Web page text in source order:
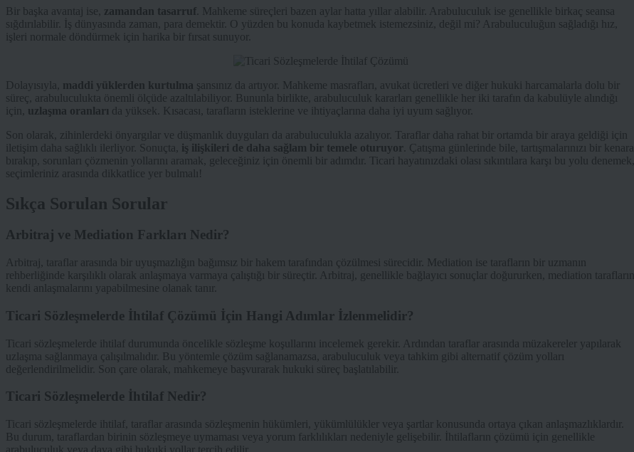
Bir başka avantaj ise, zamandan tasarruf . Mahkeme süreçleri bazen aylar hatta yıllar alabilir. Arabuluculuk ise genellikle birkaç seansa
sığdırılabilir. İş dünyasında zaman, para demektir. O yüzden bu konuda kaybetmek istemezsiniz, değil mi? Arabuluculuğun sağladığı hız,
işleri normale döndürmek için harika bir fırsat sunuyor.
Dolayısıyla, maddi yüklerden kurtulma şansınız da artıyor. Mahkeme masrafları, avukat ücretleri ve diğer hukuki harcamalarla dolu bir
süreç, arabuluculukta önemli ölçüde azaltılabiliyor. Bununla birlikte, arabuluculuk kararları genellikle her iki tarafın da kabulüyle alındığı
için, uzlaşma oranları da yüksek. Kısacası, tarafların isteklerine ve ihtiyaçlarına daha iyi uyum sağlıyor.
Son olarak, zihinlerdeki önyargılar ve düşmanlık duyguları da arabuluculukla azalıyor. Taraflar daha rahat bir ortamda bir araya geldiği için
iletişim daha sağlıklı ilerliyor. Sonuçta, iş ilişkileri de daha sağlam bir temele oturuyor
. Çatışma günlerinde bile, tartışmalarınızı bir kenara
bırakıp, sorunları çözmenin yollarını aramak, geleceğiniz için önemli bir adımdır. Ticari hayatınızdaki olası sıkıntılara karşı bu yolu denemek,
seçimleriniz arasında dikkatlice yer bulmalı!
Sıkça Sorulan Sorular
Arbitraj ve Mediation Farkları Nedir?
Arbitraj, taraflar arasında bir uyuşmazlığın bağımsız bir hakem tarafından çözülmesi sürecidir. Mediation ise tarafların bir uzmanın
rehberliğinde karşılıklı olarak anlaşmaya varmaya çalıştığı bir süreçtir. Arbitraj, genellikle bağlayıcı sonuçlar doğururken, mediation tarafların
kendi anlaşmalarını yapabilmesine olanak tanır.
Ticari Sözleşmelerde İhtilaf Çözümü İçin Hangi Adımlar İzlenmelidir?
Ticari sözleşmelerde ihtilaf durumunda öncelikle sözleşme koşullarını incelemek gerekir. Ardından taraflar arasında müzakereler yapılarak
uzlaşma sağlanmaya çalışılmalıdır. Bu yöntemle çözüm sağlanamazsa, arabuluculuk veya tahkim gibi alternatif çözüm yolları
değerlendirilmelidir. Son çare olarak, mahkemeye başvurarak hukuki süreç başlatılabilir.
Ticari Sözleşmelerde İhtilaf Nedir?
Ticari sözleşmelerde ihtilaf, taraflar arasında sözleşmenin hükümleri, yükümlülükler veya şartlar konusunda ortaya çıkan anlaşmazlıklardır.
Bu durum, taraflardan birinin sözleşmeye uymaması veya yorum farklılıkları nedeniyle gelişebilir. İhtilafların çözümü için genellikle
arabuluculuk veya dava gibi hukuki yollar tercih edilir.